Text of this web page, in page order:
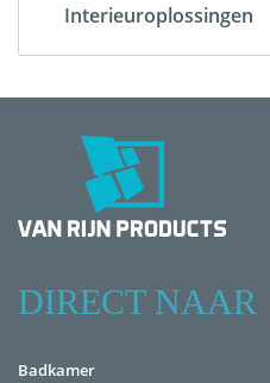
Interieuroplossingen
DIRECT NAAR
Badkamer